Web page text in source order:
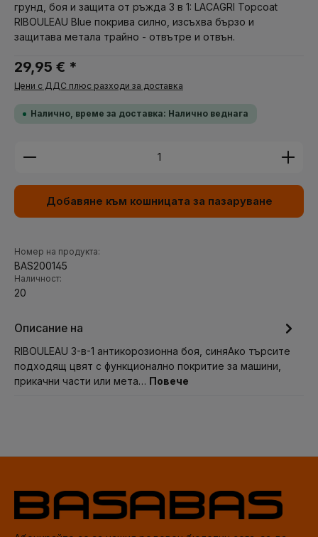
грунд, боя и защита от ръжда 3 в 1: LACAGRI Topcoat
RIBOULEAU Blue покрива силно, изсъхва бързо и
защитава метала трайно - отвътре и отвън.
29,95 € *
Цени с ДДС плюс разходи за доставка
Налично, време за доставка: Налично веднага
Количество на продукта: Въведете желаната
Добавяне към кошницата за пазаруване
Номер на продукта:
BAS200145
Наличност:
20
Описание на
RIBOULEAU 3-в-1 антикорозионна боя, синяАко търсите
подходящ цвят с функционално покритие за машини,
прикачни части или мета… Повече